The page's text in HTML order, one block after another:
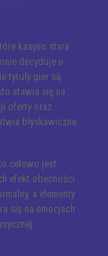
kasyno stara
decyduje o
tytuły gier są
stawia się na
oferty oraz
błyskawiczne
celowo jest
efekt obecności
a elementy
się na emocjach